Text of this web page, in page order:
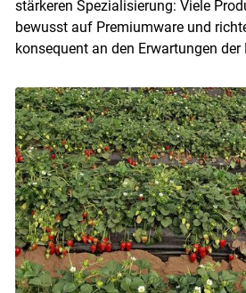
stärkeren Spezialisierung: Viele
bewusst auf Premiumware und
konsequent an den Erwartungen